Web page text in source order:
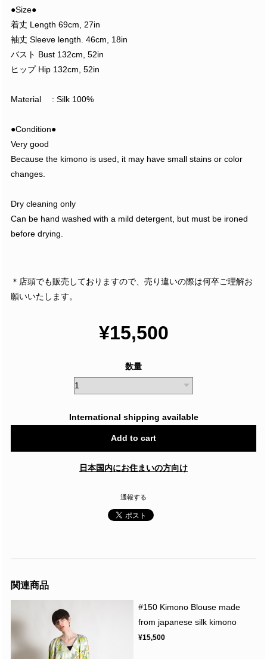
●Size●
着丈 Length 69cm, 27in
袖丈 Sleeve length. 46cm, 18in
バスト Bust 132cm, 52in
ヒップ Hip 132cm, 52in
Material : Silk 100%
●Condition●
Very good
Because the kimono is used, it may have small stains or color
changes.
Dry cleaning only
Can be hand washed with a mild detergent, but must be ironed
before drying.
＊店頭でも販売しておりますので、売り違いの際は何卒ご理解お
願いいたします。
¥15,500
数量
International shipping available
Add to cart
日本国内にお住まいの方向け
通報する
関連商品
#150 Kimono Blouse made
from japanese silk kimono
¥15,500